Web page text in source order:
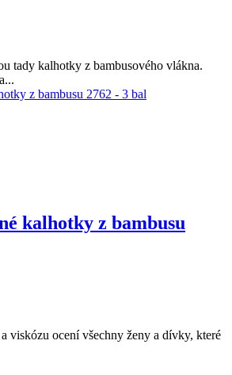
tady kalhotky z bambusového vlákna.
kalhotky z bambusu
viskózu ocení všechny ženy a dívky, které